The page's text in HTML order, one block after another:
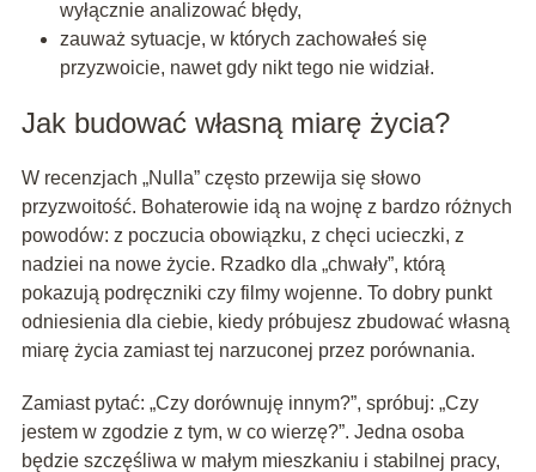
wyłącznie analizować błędy,
zauważ sytuacje, w których zachowałeś się
przyzwoicie, nawet gdy nikt tego nie widział.
Jak budować własną miarę życia?
W recenzjach „Nulla” często przewija się słowo
przyzwoitość. Bohaterowie idą na wojnę z bardzo różnych
powodów: z poczucia obowiązku, z chęci ucieczki, z
nadziei na nowe życie. Rzadko dla „chwały”, którą
pokazują podręczniki czy filmy wojenne. To dobry punkt
odniesienia dla ciebie, kiedy próbujesz zbudować własną
miarę życia zamiast tej narzuconej przez porównania.
Zamiast pytać: „Czy dorównuję innym?”, spróbuj: „Czy
jestem w zgodzie z tym, w co wierzę?”. Jedna osoba
będzie szczęśliwa w małym mieszkaniu i stabilnej pracy,